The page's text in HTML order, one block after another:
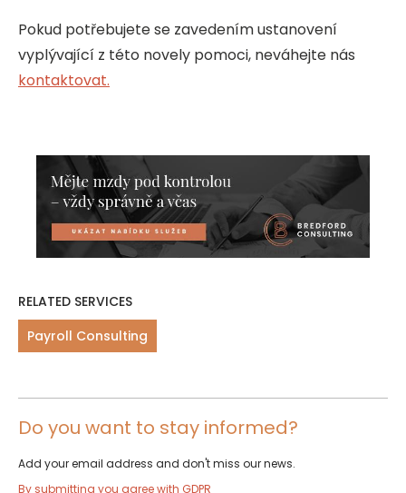
Pokud potřebujete se zavedením ustanovení
vyplývající z této novely pomoci, neváhejte nás
kontaktovat.
RELATED SERVICES
Payroll Consulting
Do you want to stay informed?
Add your email address and don't miss our news.
By submitting you agree with GDPR